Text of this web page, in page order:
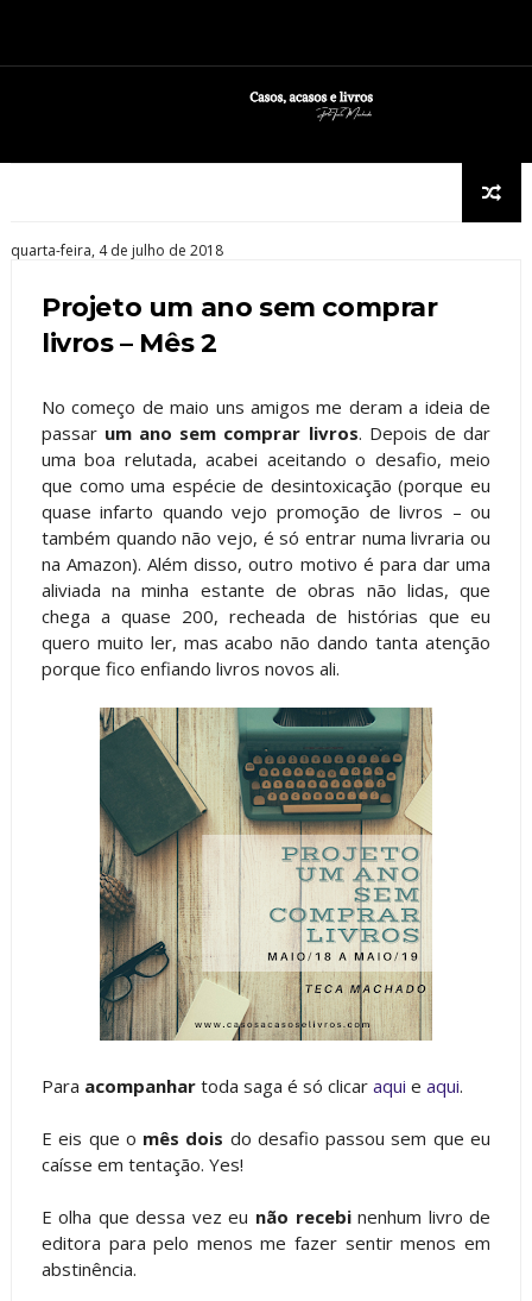
quarta-feira, 4 de julho de 2018
Projeto um ano sem comprar
livros – Mês 2
No começo de maio uns amigos me deram a ideia de
passar um ano sem comprar livros. Depois de dar
uma boa relutada, acabei aceitando o desafio, meio
que como uma espécie de desintoxicação (porque eu
quase infarto quando vejo promoção de livros – ou
também quando não vejo, é só entrar numa livraria ou
na Amazon). Além disso, outro motivo é para dar uma
aliviada na minha estante de obras não lidas, que
chega a quase 200, recheada de histórias que eu
quero muito ler, mas acabo não dando tanta atenção
porque fico enfiando livros novos ali.
Para acompanhartoda saga é só clicar aqui e aqui.
E eis que o mês dois do desafio passou sem que eu
caísse em tentação. Yes!
E olha que dessa vez eu não recebinenhum livro de
editora para pelo menos me fazer sentir menos em
abstinência.